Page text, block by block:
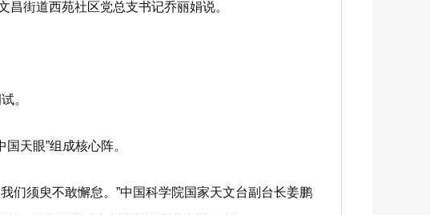
街道西苑社区党总支书记乔丽娟说。
。
天眼”组成核心阵。
们须臾不敢懈怠。”中国科学院国家天文台副台长姜鹏